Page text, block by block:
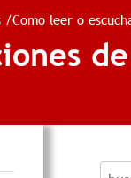
/Como leer o